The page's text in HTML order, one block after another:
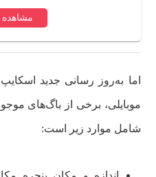
مشاهده
اما به‌روز رسانی جدید
موبایلی، برخی از باگ‌های
شامل موارد زیر است: